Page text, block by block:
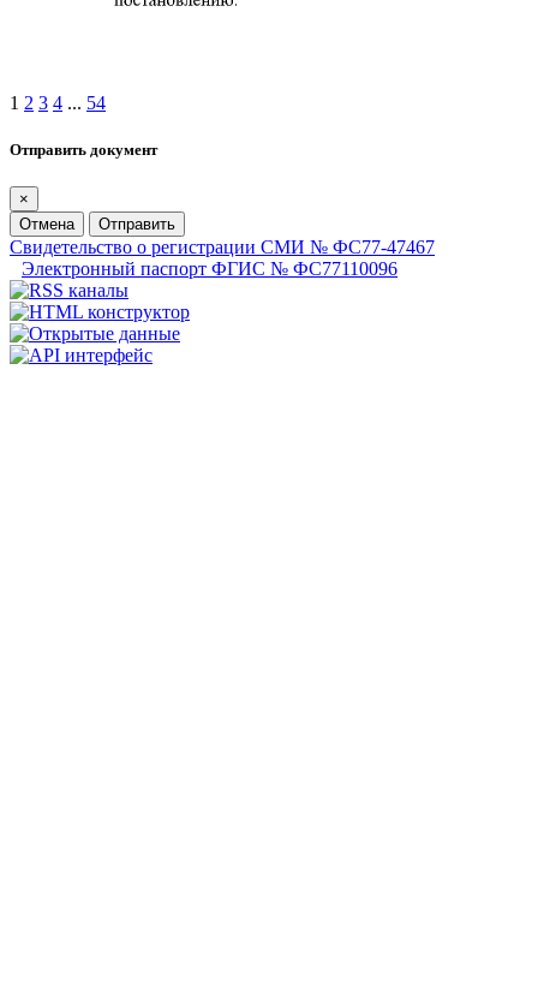
1 2 3 4 ... 54
Отправить документ
×
Отмена
Отправить
Свидетельство о регистрации СМИ № ФС77-47467
Электронный паспорт ФГИС № ФС77110096